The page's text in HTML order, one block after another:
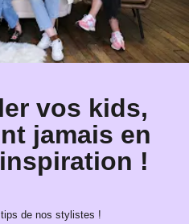
vos kids,
jamais en
!
de nos stylistes !